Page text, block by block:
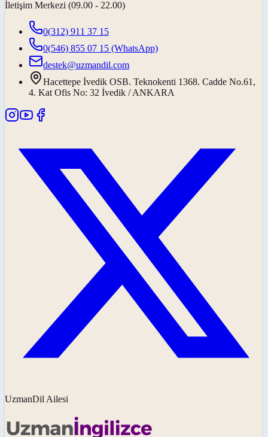
İletişim Merkezi (09.00 - 22.00)
0(312) 911 37 15
0(546) 855 07 15 (WhatsApp)
destek@uzmandil.com
Hacettepe İvedik OSB. Teknokenti 1368. Cadde No.61,
4. Kat Ofis No: 32 İvedik / ANKARA
UzmanDil Ailesi